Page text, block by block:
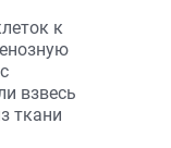
к
взвесь
ткани